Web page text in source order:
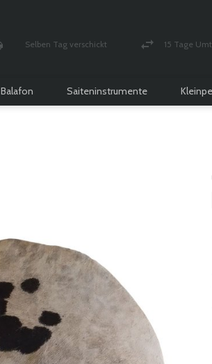
Selben Tag verschickt 15 Tage
Balafon Saiteninstrumente